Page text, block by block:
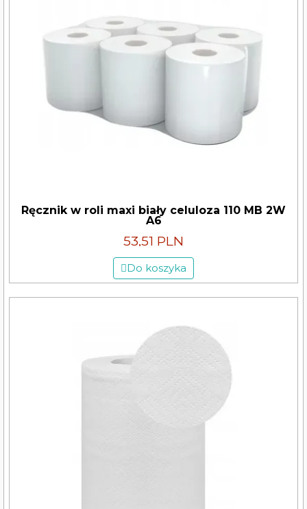
Ręcznik w roli maxi biały celuloza 110 MB 2W
A6
53,51 PLN
Do koszyka